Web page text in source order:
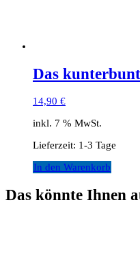
Das
14,90 €
inkl. 7 % MwSt.
Lieferzeit: 1-3 Tage
In den Warenkorb
Das könnte Ihnen